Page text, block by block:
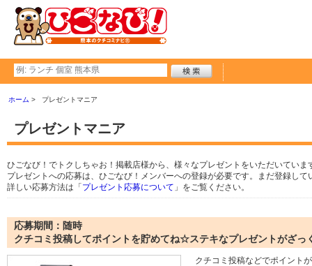
ホーム プレゼントマニア
プレゼントマニア
ひごなび！でトクしちゃお！掲載店様から、様々なプレゼントをいただいてい
プレゼントへの応募は、ひごなび！メンバーへの登録が必要です。まだ登録して
詳しい応募方法は「 プレゼント応募について 」をご覧ください。
応募期間：随時
クチコミ投稿してポイントを貯めてね☆ステキなプレゼントがざっ
クチコミ投稿などでポイント